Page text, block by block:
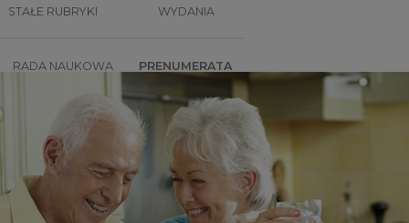
STAŁE RUBRYKI WYDANIA
RADA NAUKOWA PRENUMERATA
SZKOLENIA SKLEP